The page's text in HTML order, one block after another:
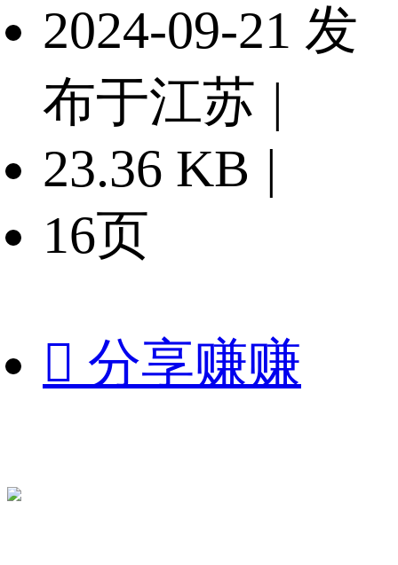
2024-09-21 发
布于江苏 |
23.36 KB |
16页
 分享赚赚